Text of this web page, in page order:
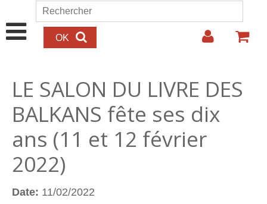
Aller au contenu principal
Formulaire de recherche
Rechercher
LE SALON DU LIVRE DES
BALKANS fête ses dix
ans (11 et 12 février
2022)
Date: 11/02/2022